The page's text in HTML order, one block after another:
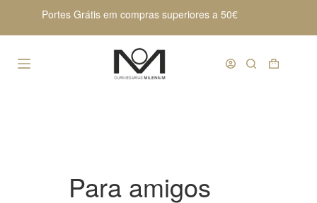
o
Portes Grátis em compras superiores a 50€
Carrinho
Para amigos